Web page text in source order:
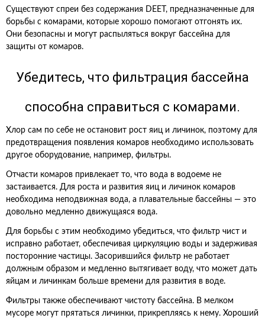
Существуют спреи без содержания DEET, предназначенные для
борьбы с комарами, которые хорошо помогают отгонять их.
Они безопасны и могут распыляться вокруг бассейна для
защиты от комаров.
Убедитесь, что фильтрация бассейна
способна справиться с комарами.
Хлор сам по себе не остановит рост яиц и личинок, поэтому для
предотвращения появления комаров необходимо использовать
другое оборудование, например, фильтры.
Отчасти комаров привлекает то, что вода в водоеме не
застаивается. Для роста и развития яиц и личинок комаров
необходима неподвижная вода, а плавательные бассейны — это
довольно медленно движущаяся вода.
Для борьбы с этим необходимо убедиться, что фильтр чист и
исправно работает, обеспечивая циркуляцию воды и задерживая
посторонние частицы. Засорившийся фильтр не работает
должным образом и медленно вытягивает воду, что может дать
яйцам и личинкам больше времени для развития в воде.
Фильтры также обеспечивают чистоту бассейна. В мелком
мусоре могут прятаться личинки, прикрепляясь к нему. Хороший